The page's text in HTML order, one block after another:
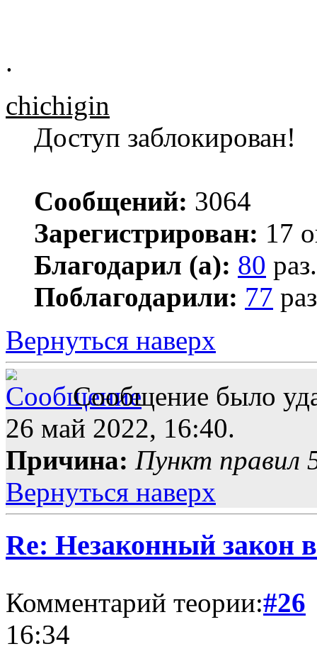
.
chichigin
Доступ заблокирован!
Сообщений: 3064
Зарегистрирован: 17
Благодарил (а): 80 раз.
Поблагодарили: 77
Вернуться наверх
Сообщение было
26 май 2022, 16:40.
Причина: Пункт правил
Вернуться наверх
Re: Незаконный закон
Комментарий теории:#26
16:34